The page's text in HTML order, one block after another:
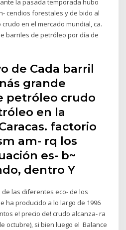
la pasada temporada hubo
cendios forestales y de bido al
en el mercado mundial, ca.
barriles de petróleo por día de
de Cada barril
grande
petróleo crudo
en la
factorio
am- rq los
es- b~
dentro Y
las diferentes eco- de los
ha producido a lo largo de 1996
e! precio de! crudo alcanza- ra
octubre), si bien luego el Balance